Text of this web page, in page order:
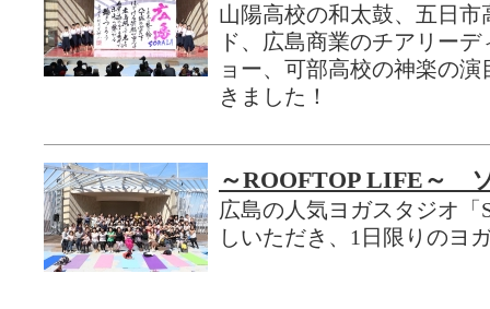
山陽高校の和太鼓、五日
ド、広島商業のチアリー
ョー、可部高校の神楽の
きました！
～ROOFTOP LIFE～
広島の人気ヨガスタジオ
しいただき、1日限りのヨ